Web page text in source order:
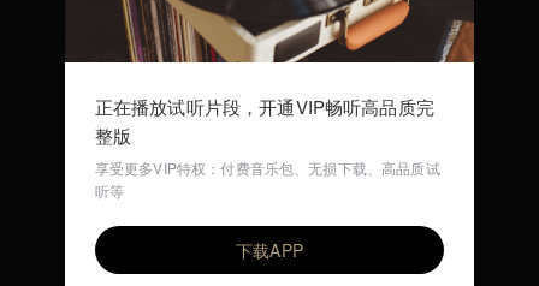
很遗憾没能成为你的例外和偏爱
VIP 小城故事
正在播放试听片段，开通VIP畅听高品质完
整版
享受更多VIP特权：付费音乐包、无损下载、高品质试
听等
下载APP